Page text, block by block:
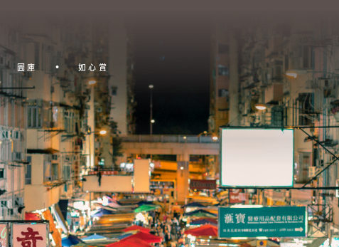
圖庫 如心賞